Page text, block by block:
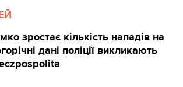
зростає кількість нападів на
дані поліції викликають